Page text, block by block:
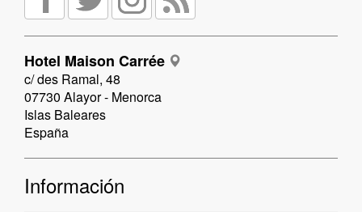
Hotel Maison Carrée
c/ des Ramal, 48
07730 Alayor - Menorca
Islas Baleares
España
Información